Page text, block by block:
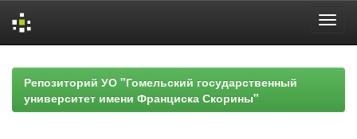
navigationРепозиторий УО "Гомельский государственный
университет имени Франциска Скорины"